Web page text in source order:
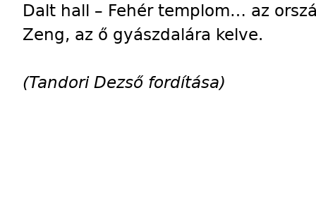
Dalt hall – Fehér templom… az
Zeng, az ő gyászdalára kelve.
(Tandori Dezső fordítása)